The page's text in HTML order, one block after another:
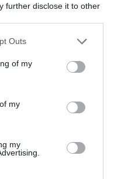
further disclose it to other
Outs
of my
my
my